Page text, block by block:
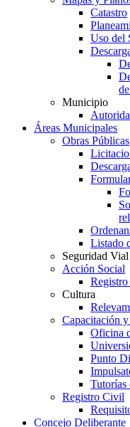
Catastro
Uso del
Municipio
Áreas Municipales
Obras Públicas
Listado
Seguridad Vial
Acción Social
Cultura
Capacitación
Oficina
Punto
Tutorías
Registro Civil
Concejo Deliberante